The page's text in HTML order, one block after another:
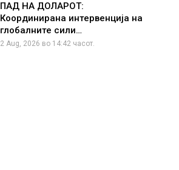
ПАД НА ДОЛАРОТ:
Координирана интервенција на
глобалните сили…
2 Aug, 2026 во 14:42 часот.